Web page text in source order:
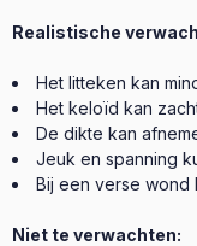
Realistische
Het litteken kan
Het keloïd kan
De dikte kan
Jeuk en spanning
Bij een verse wond
Niet te verwachten: